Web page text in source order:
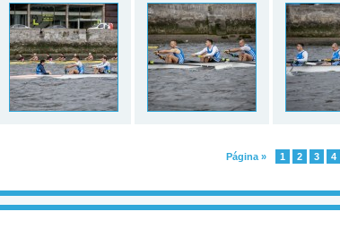
1 2 3 4
Página »